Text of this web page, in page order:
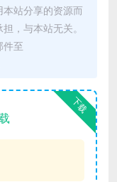
站分享的资源而
，与本站无关。
件至
下载